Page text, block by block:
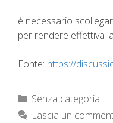
è necessario
per rendere effettiva
Fonte: https://
Categorie
Senza categoria
Lascia un